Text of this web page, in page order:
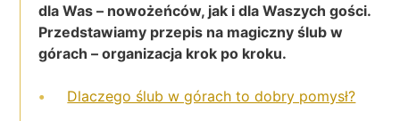
dla Was – nowożeńców, jak i dla Waszych gości.
Przedstawiamy przepis na magiczny ślub w
górach – organizacja krok po kroku.
Dlaczego ślub w górach to dobry pomysł?